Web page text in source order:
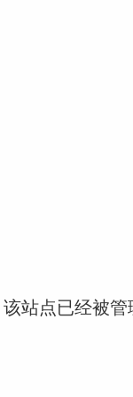
站点已经被